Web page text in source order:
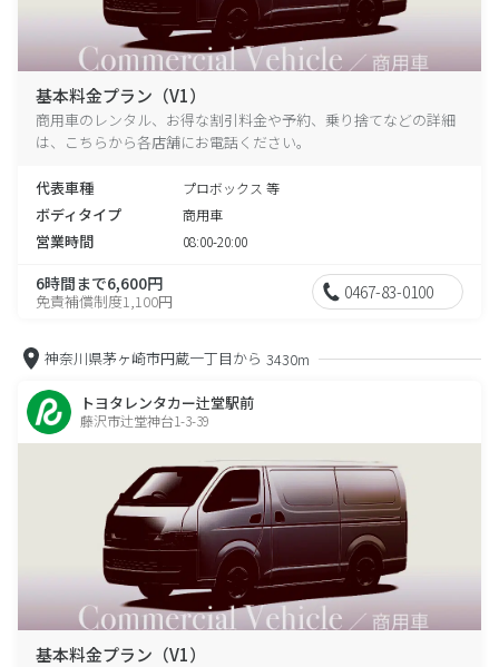
基本料金プラン（V1）
商用車のレンタル、お得な割引料金や予約、乗り捨てなどの詳細
は、こちらから各店舗にお電話ください。
代表車種 プロボックス 等
ボディタイプ 商用車
営業時間 08:00-20:00
6時間まで6,600円
免責補償制度1,100円 0467-83-0100
神奈川県茅ヶ崎市円蔵一丁目から 3430m
トヨタレンタカー辻堂駅前
藤沢市辻堂神台1-3-39
基本料金プラン（V1）